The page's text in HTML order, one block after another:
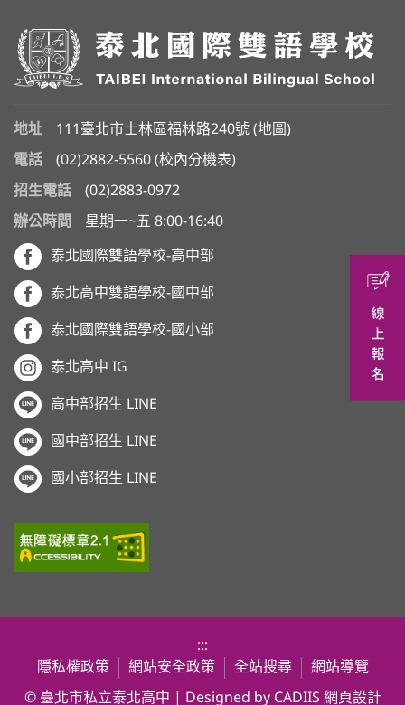
地址 111臺北市士林區福林路240號 (地圖 )
電話
(02)2882-5560 (校內分機表)
招生電話
(02)2883-0972
辦公時間
星期一~五 8:00-16:40
泰北國際雙語學校-高中部
泰北高中雙語學校-國中部
泰北國際雙語學校-國小部
泰北高中 IG
高中部招生 LINE
國中部招生 LINE
國小部招生 LINE
:::
隱私權政策
網站安全政策 全站搜尋
網站導覽
© 臺北市私立泰北高中 | Designed by CADIIS 網頁設計